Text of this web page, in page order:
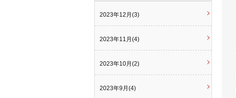
2023年12月(3)
2023年11月(4)
2023年10月(2)
2023年9月(4)